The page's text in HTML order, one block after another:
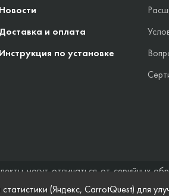
Новости
Доставка и оплата
Инструкция по установке
могут отличаться от серийных
обстоятельствах не может быть
(Яндекс, CarrotQuest) для